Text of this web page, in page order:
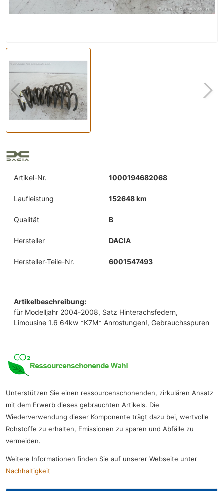
Artikel-Nr. 1000194682068
Laufleistung 152648 km
Qualität B
Hersteller DACIA
Hersteller-Teile-Nr. 6001547493
Artikelbeschreibung:
für Modelljahr 2004-2008, Satz Hinterachsfedern,
Limousine 1.6 64kw *K7M* Anrostungen!, Gebrauchsspuren
Unterstützen Sie einen ressourcenschonenden, zirkulären Ansatz
mit dem Erwerb dieses gebrauchten Artikels. Die
Wiederverwendung dieser Komponente trägt dazu bei, wertvolle
Rohstoffe zu erhalten, Emissionen zu sparen und Abfälle zu
vermeiden.
Weitere Informationen finden Sie auf unserer Webseite unter
Nachhaltigkeit